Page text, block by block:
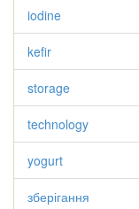
iodine
kefir
storage
technology
yogurt
зберігання